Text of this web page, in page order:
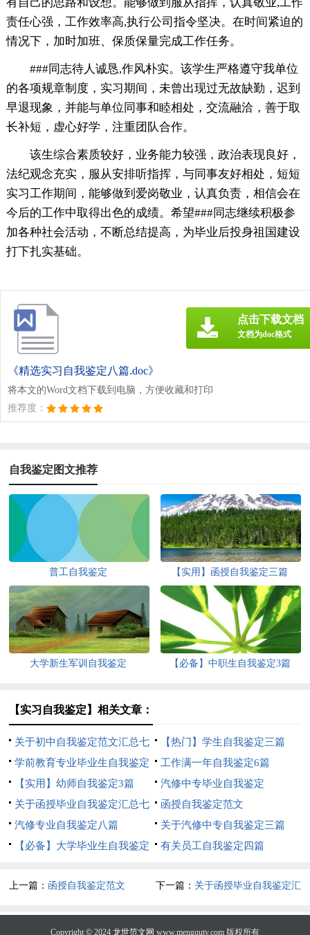
责任心强，工作效率高,执行公司指令坚决。在时间紧迫的
情况下，加时加班、保质保量完成工作任务。
###同志待人诚恳,作风朴实。该学生严格遵守我单位
的各项规章制度，实习期间，未曾出现过无故缺勤，迟到
早退现象，并能与单位同事和睦相处，交流融洽，善于取
长补短，虚心好学，注重团队合作。
该生综合素质较好，业务能力较强，政治表现良好，
法纪观念充实，服从安排听指挥，与同事友好相处，短短
实习工作期间，能够做到爱岗敬业，认真负责，相信会在
今后的工作中取得出色的成绩。希望###同志继续积极参
加各种社会活动，不断总结提高，为毕业后投身祖国建设
打下扎实基础。
《精选实习自我鉴定八篇.doc》
将本文的Word文档下载到电脑，方便收藏和打印
推荐度：
点击下载文档
文档为doc格式
自我鉴定图文推荐
普工自我鉴定 【实用】函授自我鉴定三篇
大学新生军训自我鉴定 【必备】中职生自我鉴定3篇
【实习自我鉴定】相关文章：
关于初中自我鉴定范文汇总七
篇
【热门】学生自我鉴定三篇
学前教育专业毕业生自我鉴定
合集六篇
工作满一年自我鉴定6篇
【实用】幼师自我鉴定3篇
汽修中专毕业自我鉴定
关于函授毕业自我鉴定汇总七
篇
函授自我鉴定范文
汽修专业自我鉴定八篇
关于汽修中专自我鉴定三篇
【必备】大学毕业生自我鉴定
有关员工自我鉴定四篇
上一篇： 函授自我鉴定范文 下一篇： 关于函授毕业自我鉴定汇
Copyright © 2024 龙世范文网 www.mengqutv.com 版权所有